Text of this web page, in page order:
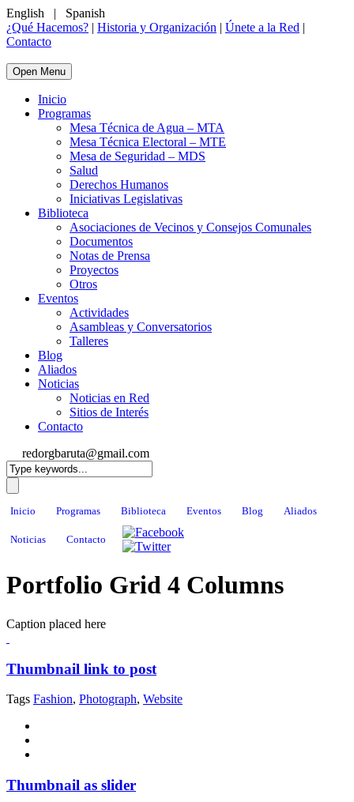
English |
Spanish
¿Qué Hacemos? | Historia y Organización | Únete a la Red |
Contacto
Open Menu
Inicio
Programas
Mesa Técnica de Agua – MTA
Mesa Técnica Electoral – MTE
Mesa de Seguridad – MDS
Salud
Derechos Humanos
Iniciativas Legislativas
Biblioteca
Asociaciones de Vecinos y Consejos Comunales
Documentos
Notas de Prensa
Proyectos
Otros
Eventos
Actividades
Asambleas y Conversatorios
Talleres
Blog
Aliados
Noticias
Noticias en Red
Sitios de Interés
Contacto
redorgbaruta@gmail.com
Inicio Programas Biblioteca Eventos Blog Aliados
Noticias Contacto
Portfolio Grid 4 Columns
Caption placed here
Thumbnail link to post
Tags Fashion, Photograph, Website
Thumbnail as slider